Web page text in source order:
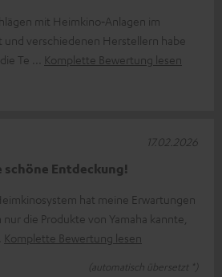
mit Heimkino‑Anlagen im
und verschiedenen Herstellern habe
Te
Komplette Bewertung lesen
schöne Entdeckung!
hat meine Erwartungen
die Produkte von Yamaha kannte,
Komplette Bewertung lesen
(automatisch übersetzt *)
17.02.2026